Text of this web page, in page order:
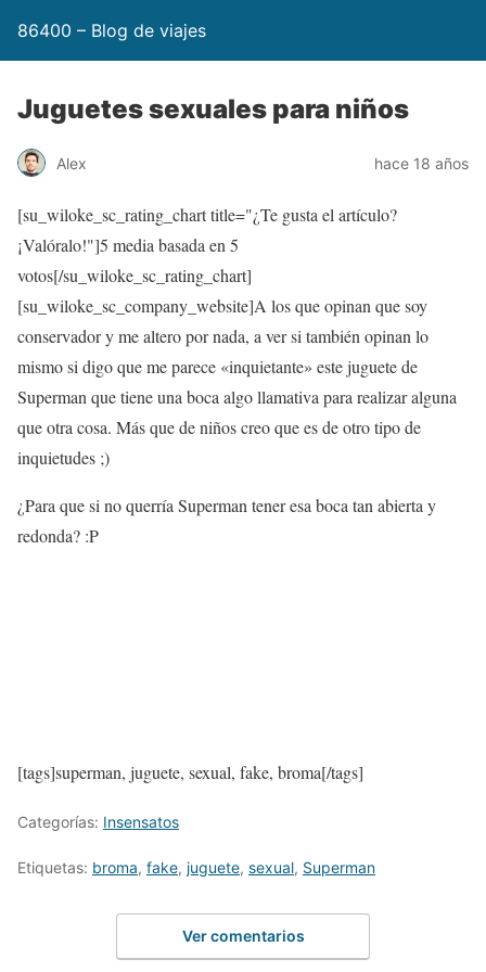
86400 – Blog de viajes
Juguetes sexuales para niños
Alex hace 18 años
[su_wiloke_sc_rating_chart title="¿Te gusta el artículo?
¡Valóralo!"]5 media basada en 5
votos[/su_wiloke_sc_rating_chart]
[su_wiloke_sc_company_website]A los que opinan que soy
conservador y me altero por nada, a ver si también opinan lo
mismo si digo que me parece «inquietante» este juguete de
Superman que tiene una boca algo llamativa para realizar alguna
que otra cosa. Más que de niños creo que es de otro tipo de
inquietudes ;)
¿Para que si no querría Superman tener esa boca tan abierta y
redonda? :P
[tags]superman, juguete, sexual, fake, broma[/tags]
Categorías: Insensatos
Etiquetas: broma, fake, juguete, sexual, Superman
Ver comentarios